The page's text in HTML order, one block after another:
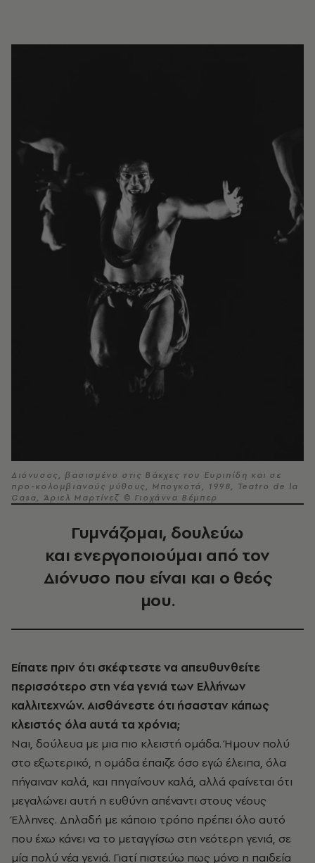
Διόνυσος, βασισμένο στις Βάκχες του Ευριπίδη και σε
προ-κολομβιανούς μύθους, Μπογκοτά, 1998, Teatro de la
Casa, Άριελ Μαρτίνεζ © Γιοχάννα Βέμπερ
Γυμνάζομαι, δουλεύω
και ενεργοποιούμαι από τον
Διόνυσο που είναι και ο θεός
μου.
Είπατε πριν ότι σκέφτεστε να απευθυνθείτε
περισσότερο στη νέα γενιά των Ελλήνων
καλλιτεχνών. Αισθάνεστε ότι ήσασταν κάπως
κλειστός όλα αυτά τα χρόνια;
Ναι, δούλευα με μια πιο κλειστή ομάδα. Ήμουν πολύ
στο εξωτερικό, η ομάδα έπαιζε όσο εγώ έλειπα, όλα
πήγαιναν καλά, και πηγαίνουν καλά, αλλά φαίνεται ότι
μεγαλώνει αυτή η ευθύνη απέναντι στους νέους
Έλληνες. Δηλαδή με κάποιο τρόπο πρέπει όλο αυτό
που έχω κάνει να το μεταγγίσω στη νεότερη γενιά, σε
μία πολύ νέα γενιά. Γιατί πιστεύω πως μόνο η παιδεία